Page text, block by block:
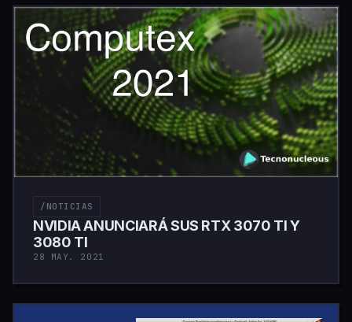
/NOTICIAS
NVIDIA ANUNCIARÁ SUS RTX 3070 TI Y
3080 TI
28 MAY. 2021